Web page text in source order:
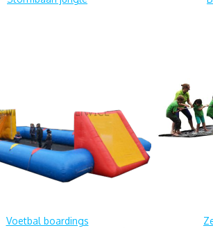
Voetbal boardings